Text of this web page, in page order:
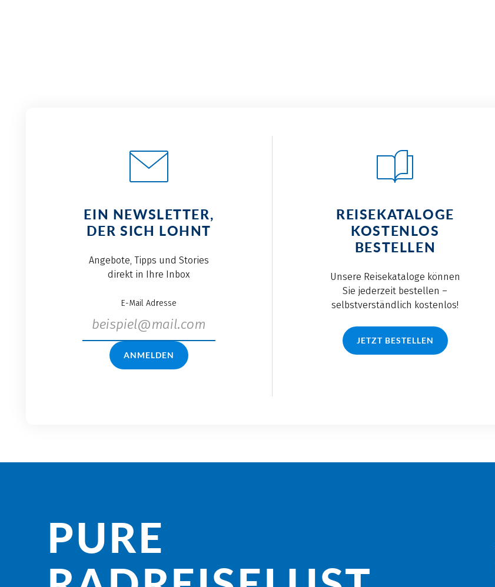
EIN NEWSLETTER,
DER SICH LOHNT
Angebote, Tipps und Stories
direkt in Ihre Inbox
E-Mail Adresse
ANMELDEN
REISEKATALOGE
KOSTENLOS
BESTELLEN
Unsere Reisekataloge können
Sie jederzeit bestellen –
selbstverständlich kostenlos!
JETZT BESTELLEN
PURE